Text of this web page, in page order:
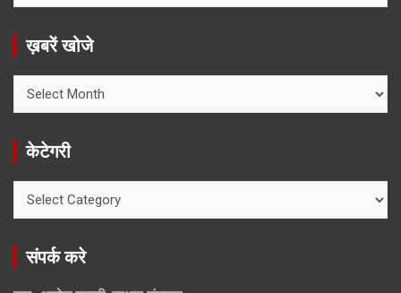
ख़बरें खोजे
खोजे
केटेगरी
संपर्क करे